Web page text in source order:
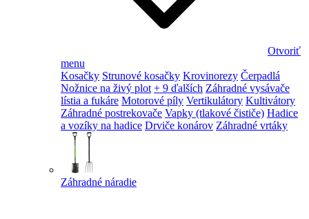
Otvoriť
menu
Kosačky Strunové kosačky Krovinorezy Čerpadlá
Nožnice na živý plot + 9 ďalších Záhradné vysávače
lístia a fukáre Motorové píly Vertikulátory Kultivátory
Záhradné postrekovače Vapky (tlakové čističe) Hadice
a vozíky na hadice Drviče konárov Záhradné vrtáky
Záhradné náradie